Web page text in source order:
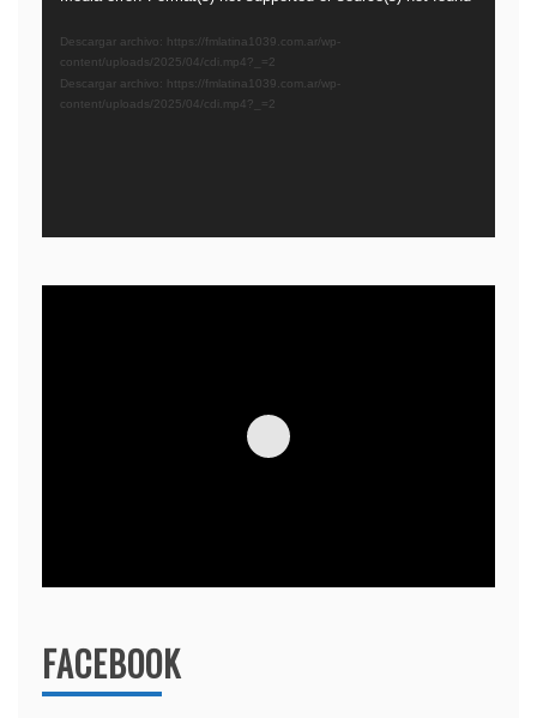
video
Descargar archivo: https://fmlatina1039.com.ar/wp-
content/uploads/2025/04/cdi.mp4?_=2
Descargar archivo: https://fmlatina1039.com.ar/wp-
content/uploads/2025/04/cdi.mp4?_=2
FACEBOOK